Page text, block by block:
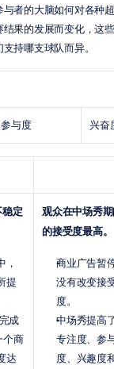
者的大脑如何对各种
果的发展而变化，这
持哪支球队而异。
参与度 兴奋
定
，
提
成
个商
达
观众在中场秀
的接受度最高。
商业广告暂
没有改变接
度。
中场秀提高
专注度、参
度、兴趣度